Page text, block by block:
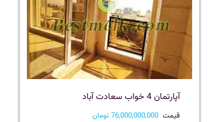
آپارتمان 4 خواب سعادت آباد
قیمت 76,000,000,000 تومان